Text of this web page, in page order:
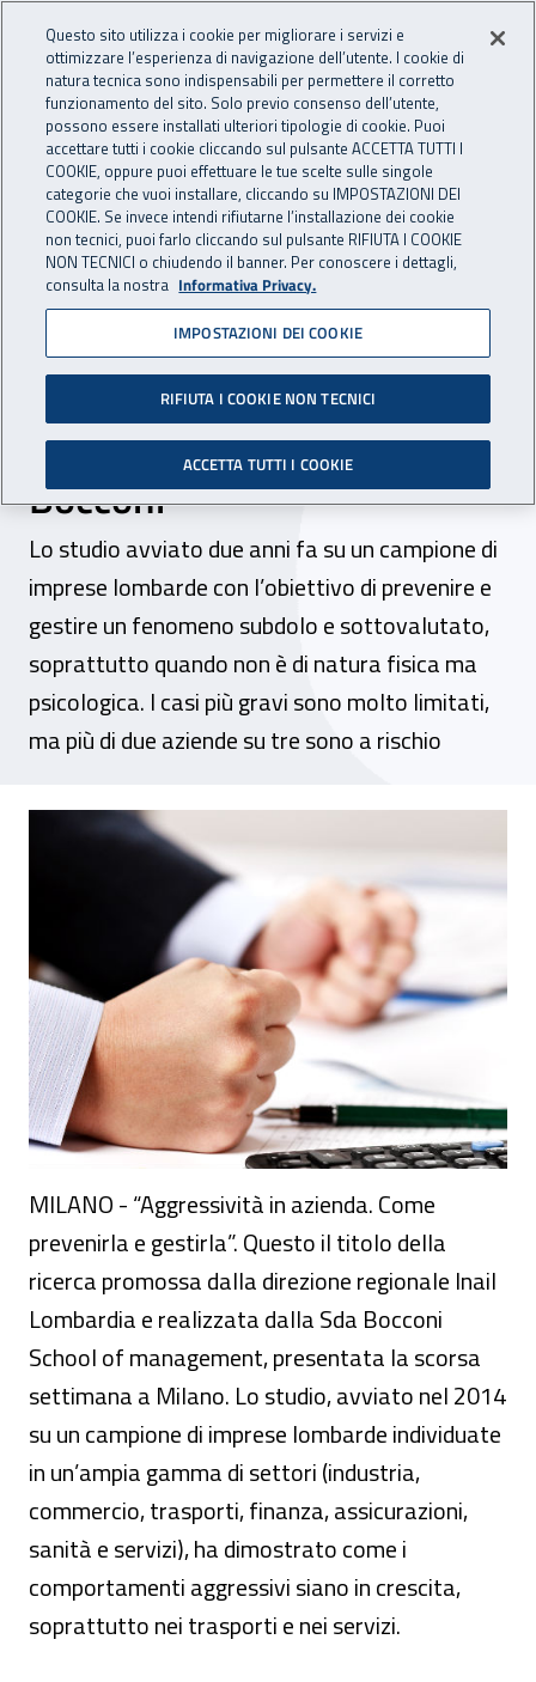
INAIL - Istituto Nazionale
Apri cerca
Navigazione principale
Navigazione - Ti trovi in:
Home Inail comunica News
13 aprile 2016
Aggressività sul lavoro, a
Milano presentata la ricerca
Inail realizzata con la
Bocconi
Lo studio avviato due anni fa su un campione di
imprese lombarde con l’obiettivo di prevenire e
gestire un fenomeno subdolo e sottovalutato,
soprattutto quando non è di natura fisica ma
psicologica. I casi più gravi sono molto limitati,
ma più di due aziende su tre sono a rischio
Aggressività sul lavoro, a Milano
MILANO - “Aggressività in azienda. Come
prevenirla e gestirla”. Questo il titolo della
ricerca promossa dalla direzione regionale Inail
Lombardia e realizzata dalla Sda Bocconi
School of management, presentata la scorsa
settimana a Milano. Lo studio, avviato nel 2014
su un campione di imprese lombarde individuate
in un’ampia gamma di settori (industria,
commercio, trasporti, finanza, assicurazioni,
sanità e servizi), ha dimostrato come i
comportamenti aggressivi siano in crescita,
soprattutto nei trasporti e nei servizi.
Questo sito utilizza i cookie per migliorare i servizi e
ottimizzare l’esperienza di navigazione dell’utente. I cookie di
natura tecnica sono indispensabili per permettere il corretto
funzionamento del sito. Solo previo consenso dell’utente,
possono essere installati ulteriori tipologie di cookie. Puoi
accettare tutti i cookie cliccando sul pulsante ACCETTA TUTTI I
COOKIE, oppure puoi effettuare le tue scelte sulle singole
categorie che vuoi installare, cliccando su IMPOSTAZIONI DEI
COOKIE. Se invece intendi rifiutarne l’installazione dei cookie
non tecnici, puoi farlo cliccando sul pulsante RIFIUTA I COOKIE
NON TECNICI o chiudendo il banner. Per conoscere i dettagli,
consulta la nostra Informativa Privacy.
IMPOSTAZIONI DEI COOKIE
RIFIUTA I COOKIE NON TECNICI
ACCETTA TUTTI I COOKIE